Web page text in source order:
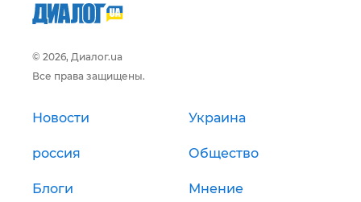
© 2026, Диалог.ua
Все права защищены.
Новости Украина
россия Общество
Блоги Мнение